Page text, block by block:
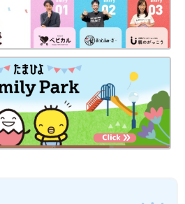
っ最中、平成28年度分の確定申告。「実
どのくらいやっているの？」をランキ
コミでご紹介します。まだ確定申告を
ない方は、各ご家庭の状況に合わせ
戻せそうなお金がありそうでしたらぜ
ンジしてみてはいかがでしょうか。
注意点
金」は差し引いておく
は、出産育児一時金や高額療養費、